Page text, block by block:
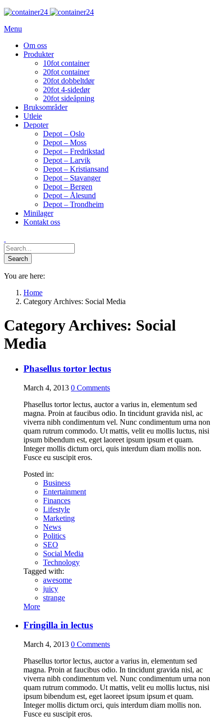
Menu
Om oss
Produkter
10fot container
20fot container
20fot dobbeltdør
20fot 4-sidedør
20fot sideåpning
Bruksområder
Utleie
Depoter
Depot – Oslo
Depot – Moss
Depot – Fredrikstad
Depot – Larvik
Depot – Kristiansand
Depot – Stavanger
Depot – Bergen
Depot – Ålesund
Depot – Trondheim
Minilager
Kontakt oss
You are here:
Home
Category Archives: Social Media
Category Archives: Social
Media
Phasellus tortor lectus
March 4, 2013 0 Comments
Phasellus tortor lectus, auctor a varius in, elementum sed
magna. Proin at faucibus odio. In tincidunt gravida nisl, ac
viverra nibh condimentum vel. Nunc condimentum urna non
quam rutrum commodo. Ut mattis, velit eu mollis luctus, nisi
ipsum bibendum est, eget laoreet ipsum ipsum et quam.
Integer mollis dictum orci, quis interdum diam mollis non.
Fusce eu suscipit eros.
Posted in:
Business
Entertainment
Finances
Lifestyle
Marketing
News
Politics
SEO
Social Media
Technology
Tagged with:
awesome
juicy
strange
More
Fringilla in lectus
March 4, 2013 0 Comments
Phasellus tortor lectus, auctor a varius in, elementum sed
magna. Proin at faucibus odio. In tincidunt gravida nisl, ac
viverra nibh condimentum vel. Nunc condimentum urna non
quam rutrum commodo. Ut mattis, velit eu mollis luctus, nisi
ipsum bibendum est, eget laoreet ipsum ipsum et quam.
Integer mollis dictum orci, quis interdum diam mollis non.
Fusce eu suscipit eros.